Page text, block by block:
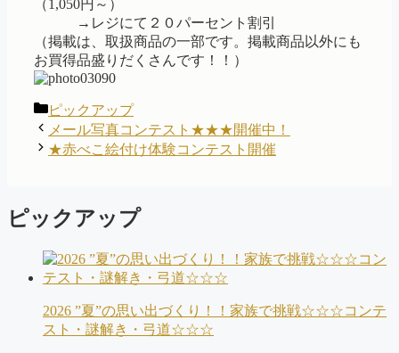
（1,050円～）
→レジにて２０パーセント割引
（掲載は、取扱商品の一部です。掲載商品以外にも
お買得品盛りだくさんです！！）
カ
テ
ゴ
ピックアップ
メール写真コンテスト★★★開催中！
★赤べこ絵付け体験コンテスト開催
ピックアップ
2026 ”夏”の思い出づくり！！家族で挑戦☆☆☆コンテ
スト・謎解き・弓道☆☆☆